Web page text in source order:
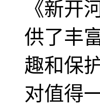
《新开
供了丰
趣和保
对值得